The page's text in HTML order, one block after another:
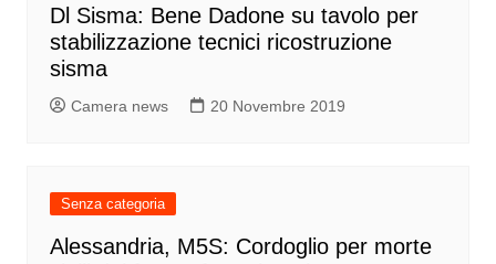
Dl Sisma: Bene Dadone su tavolo per
stabilizzazione tecnici ricostruzione
sisma
Camera news 20 Novembre 2019
Senza categoria
Alessandria, M5S: Cordoglio per morte